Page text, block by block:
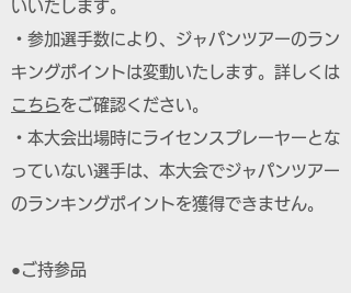
いいたします。
・参加選手数により、ジャパンツアーのラン
キングポイントは変動いたします。詳しくは
こちらをご確認ください。
・本大会出場時にライセンスプレーヤーとな
っていない選手は、本大会でジャパンツアー
のランキングポイントを獲得できません。
●ご持参品